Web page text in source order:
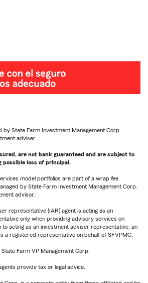
State Farm Investment Management Corp.
adviser.
are not bank guaranteed and are subject to
loss of principal.
model portfolios are part of a wrap fee
by State Farm Investment Management Corp.
advisor.
representative (IAR) agent is acting as an
only when providing advisory services on
to acting as an investment adviser representative, an
a registered representative on behalf of SFVPMC.
Farm VP Management Corp.
provide tax or legal advice.